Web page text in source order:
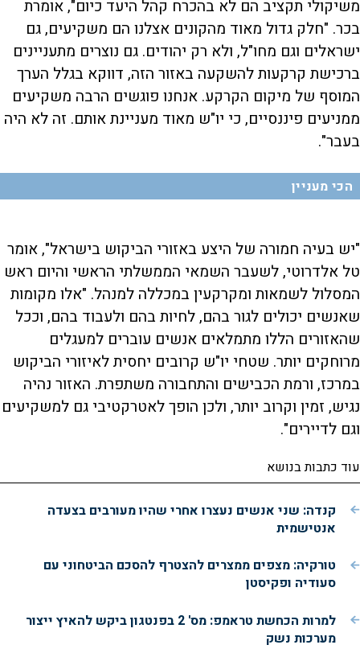
משיקולי תקציב הם לא בהכרח קהל היעד כיום", אומרת
בכר. "חלק גדול מאוד מהקונים אצלנו הם משקיעים, גם
ישראלים וגם מחו"ל, ולא רק יהודים. גם נוצרים מתעניינים
ברכישת קרקעות להשקעה באזור הזה, דווקא בגלל הערך
המוסף של מיקום הקרקע. אנחנו פוגשים הרבה משקיעים
ממניעים פיננסיים, כי יו"ש מאוד מעניינת אותם. זה לא היה
בעבר".
הכי מעניין
"יש בעיה חמורה של היצע באזורי הביקוש בישראל", אומר
טל אלדרוטי, לשעבר השמאי הממשלתי הראשי והיום ראש
המסלול לשמאות ומקרקעין במכללה למנהל. "אלו מקומות
שאנשים יכולים לגור בהם, לחיות בהם ולעבוד בהם, וככל
שהאזורים הללו מתמלאים אנשים עוברים למעגלים
מרוחקים יותר. שטחי יו"ש קרובים יחסית לאיזורי הביקוש
במרכז, ורמת הכבישים והתחבורה משתפרת. האזור נהיה
נגיש, זמין וקרוב יותר, ולכן הופך לאטרקטיבי גם למשקיעים
וגם לדיירים".
עוד כתבות בנושא
קנדה: שני אנשים נעצרו אחרי שהיו מעורבים בצעדה
אנטישמית
טורקיה: מצפים ממצרים להצטרף להסכם הביטחוני עם
סעודיה ופקיסטן
למרות הכחשת טראמפ: מס' 2 בפנטגון ביקש להאיץ ייצור
מערכות נשק